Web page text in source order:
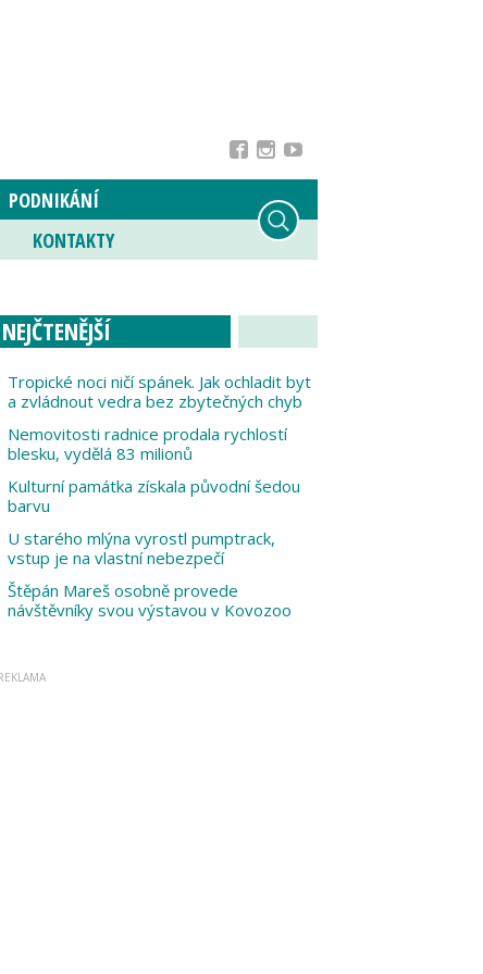
PODNIKÁNÍ
KONTAKTY
NEJČTENĚJŠÍ
Tropické noci ničí spánek. Jak ochladit byt
a zvládnout vedra bez zbytečných chyb
Nemovitosti radnice prodala rychlostí
blesku, vydělá 83 milionů
Kulturní památka získala původní šedou
barvu
U starého mlýna vyrostl pumptrack,
vstup je na vlastní nebezpečí
Štěpán Mareš osobně provede
návštěvníky svou výstavou v Kovozoo